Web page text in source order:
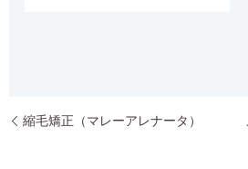
縮毛矯正（マレーアレナータ）